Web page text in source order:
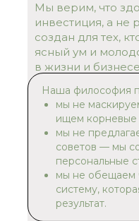
Мы верим, что
инвестиция, а не
создан для тех,
ясный ум и
в жизни и
Наша философия
мы не
ищем корневые
мы не
советов — мы
персональные
мы не обещаем
систему,
результат.